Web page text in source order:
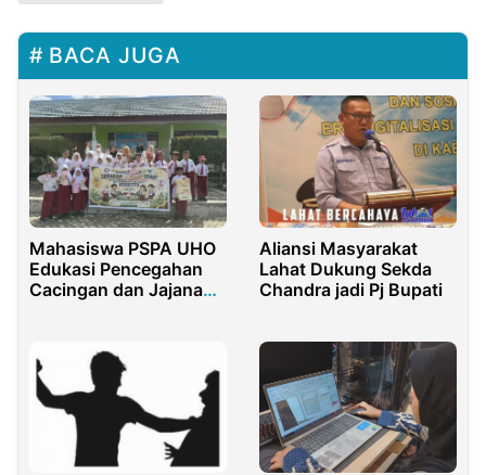
BACA JUGA
Mahasiswa PSPA UHO
Edukasi Pencegahan
Cacingan dan Jajanan
Aliansi Masyarakat
Lahat Dukung Sekda
Chandra jadi Pj Bupati